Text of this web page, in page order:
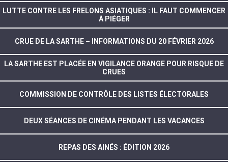
LUTTE CONTRE LES FRELONS ASIATIQUES : IL FAUT COMMENCER
À PIÉGER
CRUE DE LA SARTHE – INFORMATIONS DU 20 FÉVRIER 2026
LA SARTHE EST PLACÉE EN VIGILANCE ORANGE POUR RISQUE DE
CRUES
COMMISSION DE CONTRÔLE DES LISTES ÉLECTORALES
DEUX SÉANCES DE CINÉMA PENDANT LES VACANCES
REPAS DES AINÉS : ÉDITION 2026